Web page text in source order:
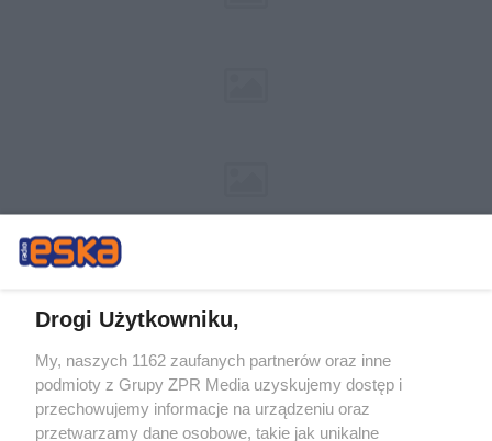
Żaden utwór zamieszczony w serwisie nie może być powielany i
rozpowszechniany lub dalej rozpowszechniany w jakikolwiek sposób (w
tym także elektroniczny lub mechaniczny) na jakimkolwiek polu
eksploatacji w jakiejkolwiek formie, włącznie z umieszczaniem w Internecie
bez pisemnej zgody właściciela praw. Jakiekolwiek użycie lub
Drogi Użytkowniku,
My, naszych 1162 zaufanych partnerów oraz inne
podmioty z Grupy ZPR Media uzyskujemy dostęp i
przechowujemy informacje na urządzeniu oraz
przetwarzamy dane osobowe, takie jak unikalne